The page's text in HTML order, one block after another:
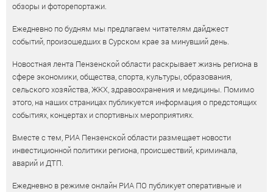
обзоры и фоторепортажи.
Ежедневно по будням мы предлагаем читателям дайджест
событий, произошедших в Сурском крае за минувший день.
Новостная лента Пензенской области раскрывает жизнь региона в
сфере экономики, общества, спорта, культуры, образования,
сельского хозяйства, ЖКХ, здравоохранения и медицины. Помимо
этого, на наших страницах публикуется информация о предстоящих
событиях, концертах и спортивных мероприятиях.
Вместе с тем, РИА Пензенской области размещает новости
инвестиционной политики региона, происшествий, криминала,
аварий и ДТП.
Ежедневно в режиме онлайн РИА ПО публикует оперативные и